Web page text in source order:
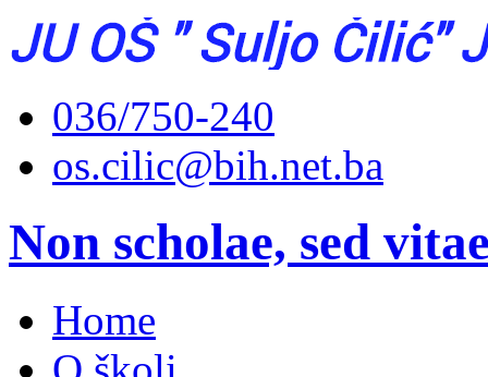
036/750-240
os.cilic@bih.net.ba
Non scholae, sed
Home